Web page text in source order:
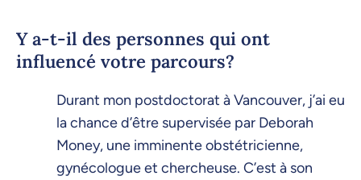
Y a-t-il des personnes qui ont
influencé votre parcours?
Durant mon postdoctorat à Vancouver, j’ai eu
la chance d’être supervisée par Deborah
Money, une imminente obstétricienne,
gynécologue et chercheuse. C’est à son